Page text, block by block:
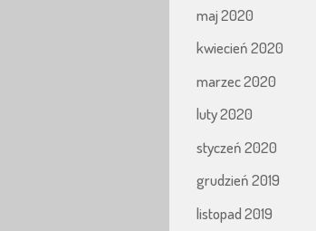
maj 2020
kwiecień 2020
marzec 2020
luty 2020
styczeń 2020
grudzień 2019
listopad 2019